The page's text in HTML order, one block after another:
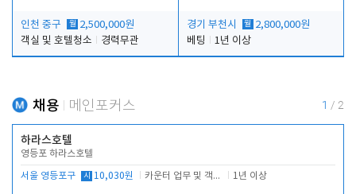
인천 중구 월 2,500,000원
객실 및 호텔청소
경력무관
경기 부천시 월 2,800,000원
베팅
1년 이상
채용 메인포커스 1 / 2
하라스호텔
영등포 하라스호텔
서울 영등포구 시 10,030원 카운터 업무 및 객실관리(청소상태 확인, 객실판매) 1년 이상